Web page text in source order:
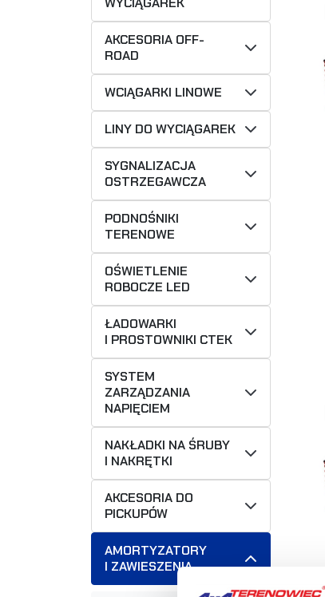
AKCESORIA OFF-
ROAD
WCIĄGARKI LINOWE
LINY DO WYCIĄGAREK
SYGNALIZACJA
OSTRZEGAWCZA
PODNOŚNIKI
TERENOWE
OŚWIETLENIE
ROBOCZE LED
ŁADOWARKI
I PROSTOWNIKI CTEK
SYSTEM
ZARZĄDZANIA
NAPIĘCIEM
NAKŁADKI NA ŚRUBY
I NAKRĘTKI
AKCESORIA DO
PICKUPÓW
AMORTYZATORY
I ZAWIESZENIA